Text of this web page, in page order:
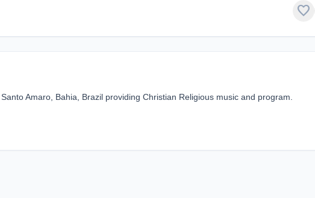
favorite
Amaro, Bahia, Brazil providing Christian Religious music and program.